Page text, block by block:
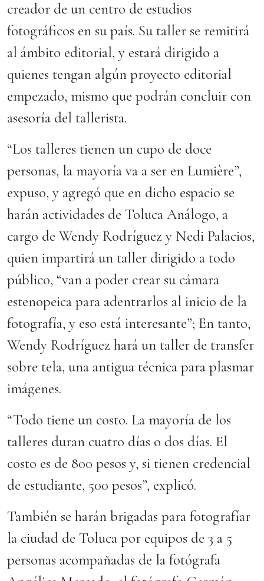
creador de un centro de estudios
fotográficos en su país. Su taller se remitirá
al ámbito editorial, y estará dirigido a
quienes tengan algún proyecto editorial
empezado, mismo que podrán concluir con
asesoría del tallerista.
“Los talleres tienen un cupo de doce
personas, la mayoría va a ser en Lumière”,
expuso, y agregó que en dicho espacio se
harán actividades de Toluca Análogo, a
cargo de Wendy Rodríguez y Nedi Palacios,
quien impartirá un taller dirigido a todo
público, “van a poder crear su cámara
estenopeica para adentrarlos al inicio de la
fotografía, y eso está interesante”; En tanto,
Wendy Rodríguez hará un taller de transfer
sobre tela, una antigua técnica para plasmar
imágenes.
“Todo tiene un costo. La mayoría de los
talleres duran cuatro días o dos días. El
costo es de 800 pesos y, si tienen credencial
de estudiante, 500 pesos”, explicó.
También se harán brigadas para fotografíar
la ciudad de Toluca por equipos de 3 a 5
personas acompañadas de la fotógrafa